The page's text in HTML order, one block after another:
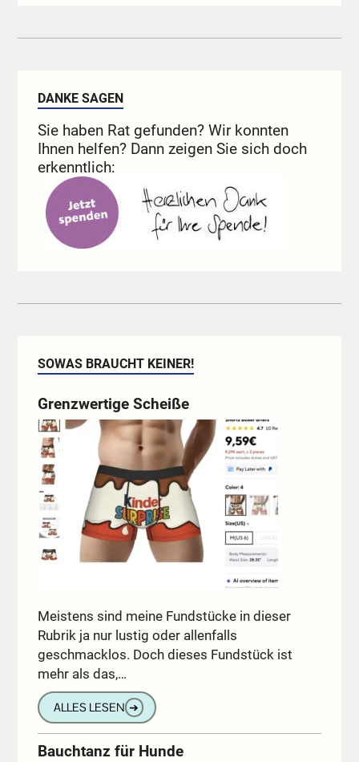
DANKE SAGEN
Sie haben Rat gefunden? Wir konnten
Ihnen helfen? Dann zeigen Sie sich doch
erkenntlich:
SOWAS BRAUCHT KEINER!
Grenzwertige Scheiße
Meistens sind meine Fundstücke in dieser
Rubrik ja nur lustig oder allenfalls
geschmacklos. Doch dieses Fundstück ist
mehr als das,…
ALLES LESEN ➔
Bauchtanz für Hunde